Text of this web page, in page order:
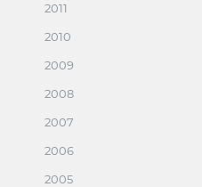
2011
2010
2009
2008
2007
2006
2005